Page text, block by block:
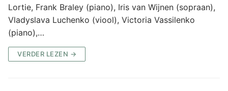
Lortie, Frank Braley (piano), Iris van Wijnen (sopraan),
Vladyslava Luchenko (viool), Victoria Vassilenko
(piano),…
VERDER LEZEN →